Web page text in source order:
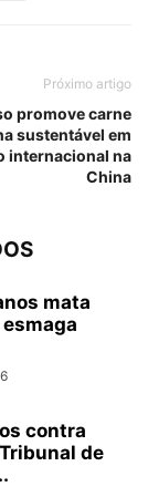
Próximo artigo
promove carne
sustentável em
internacional na
China
mata
contra
de